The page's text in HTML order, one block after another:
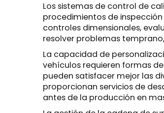
Los sistemas de control de
procedimientos de
controles dimensionales,
resolver problemas
La capacidad de
vehículos requieren formas
pueden satisfacer mejor las
proporcionan servicios de
antes de la producción en